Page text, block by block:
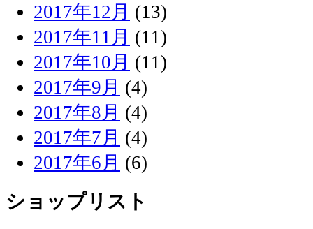
2017年12月 (13)
2017年11月 (11)
2017年10月 (11)
2017年9月 (4)
2017年8月 (4)
2017年7月 (4)
2017年6月 (6)
ショップリスト